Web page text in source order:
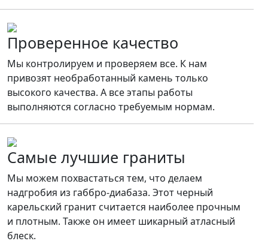
Проверенное качество
Мы контролируем и проверяем все. К нам
привозят необработанный камень только
высокого качества. А все этапы работы
выполняются согласно требуемым нормам.
Самые лучшие граниты
Мы можем похвастаться тем, что делаем
надгробия из габбро-диабаза. Этот черный
карельский гранит считается наиболее прочным
и плотным. Также он имеет шикарный атласный
блеск.